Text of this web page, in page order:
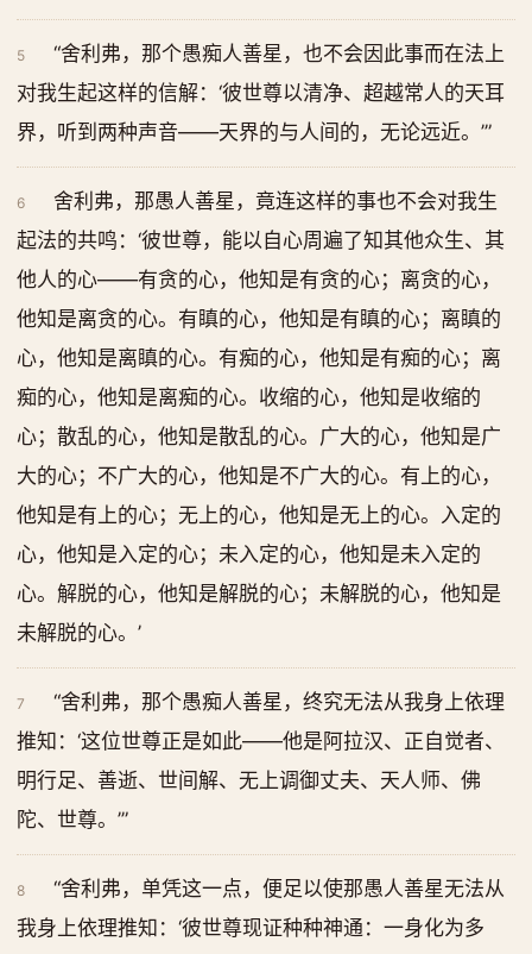
5
“舍利弗，那个愚痴人善星，也不会因此事而在法上
对我生起这样的信解：‘彼世尊以清净、超越常人的天耳
界，听到两种声音——天界的与人间的，无论远近。’”
6
舍利弗，那愚人善星，竟连这样的事也不会对我生
起法的共鸣：‘彼世尊，能以自心周遍了知其他众生、其
他人的心——有贪的心，他知是有贪的心；离贪的心，
他知是离贪的心。有瞋的心，他知是有瞋的心；离瞋的
心，他知是离瞋的心。有痴的心，他知是有痴的心；离
痴的心，他知是离痴的心。收缩的心，他知是收缩的
心；散乱的心，他知是散乱的心。广大的心，他知是广
大的心；不广大的心，他知是不广大的心。有上的心，
他知是有上的心；无上的心，他知是无上的心。入定的
心，他知是入定的心；未入定的心，他知是未入定的
心。解脱的心，他知是解脱的心；未解脱的心，他知是
未解脱的心。’
7
“舍利弗，那个愚痴人善星，终究无法从我身上依理
推知：‘这位世尊正是如此——他是阿拉汉、正自觉者、
明行足、善逝、世间解、无上调御丈夫、天人师、佛
陀、世尊。’”
8
“舍利弗，单凭这一点，便足以使那愚人善星无法从
我身上依理推知：‘彼世尊现证种种神通：一身化为多